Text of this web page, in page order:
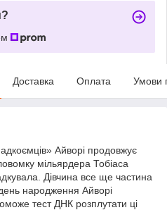
Доставка Оплата Умови
Айворі продовжує
мільярдера Тобіаса
Дівчина все ще частина
народження Айворі
тест ДНК розплутати ці